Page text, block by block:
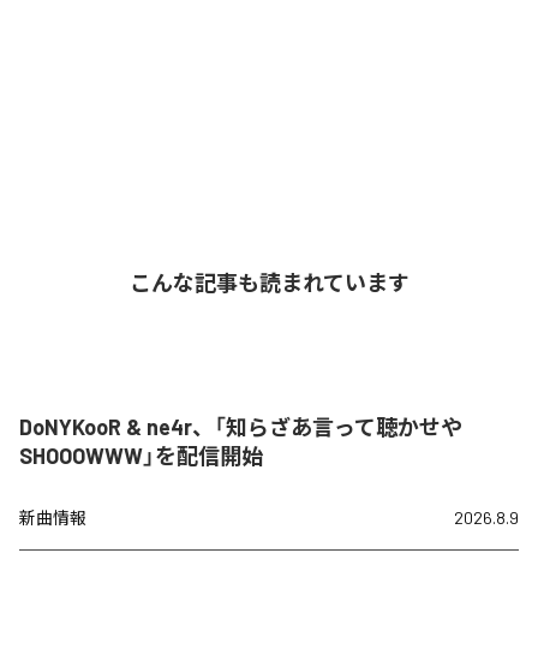
こんな記事も読まれています
DoNYKooR & ne4r、「知らざあ言って聴かせや
SHOOOWWW」を配信開始
新曲情報 2026.8.9